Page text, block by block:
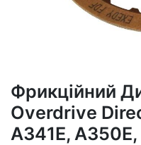
Фрикційний
Overdrive
A341E,